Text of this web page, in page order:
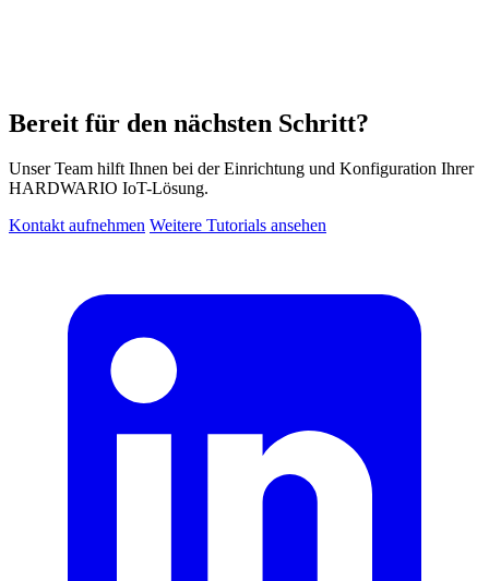
Bereit für den nächsten Schritt?
Unser Team hilft Ihnen bei der Einrichtung und Konfiguration Ihrer
HARDWARIO IoT-Lösung.
Kontakt aufnehmen Weitere Tutorials ansehen